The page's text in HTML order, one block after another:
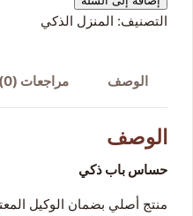
التصنيف: المنزل الذكي
الوصف مراجعات (0)
الوصف
حساس باب ذكي
منتج أصلي بضمان الوكيل